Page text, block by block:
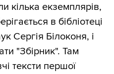
кілька екземплярів,
в бібліотеці
Сергія Білоконя, і
"Збірник". Там
тексти першої